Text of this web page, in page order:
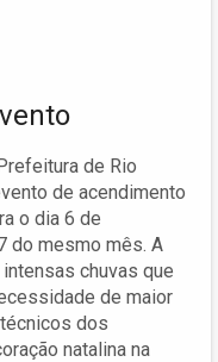
de Rio
de acendimento
o dia 6 de
do mesmo mês. A
chuvas que
de maior
dos
natalina na